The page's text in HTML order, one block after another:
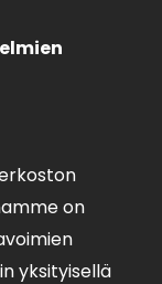
on
yksityisellä